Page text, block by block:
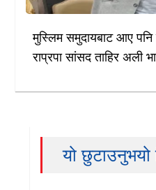
मुस्लिम समुदायबाट आए पनि
राप्रपा सांसद ताहिर अली
यो छुटाउनुभयो